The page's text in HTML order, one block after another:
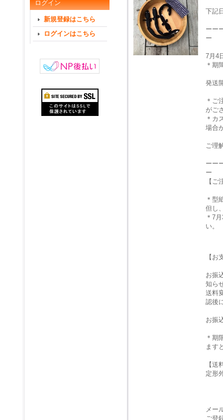
ログイン
新規登録はこちら
ログインはこちら
下記
ーー
ー
7月4
＊期
発送
＊ご
がご
＊カ
場合
ご理
ーー
ー
【
＊型
但し
＊7
い。
【
お振
知ら
送料
認後
お振
＊期
ます
【送
定形
メー
ご登